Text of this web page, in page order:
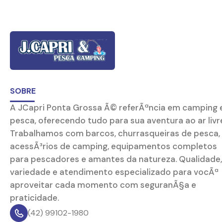
SOBRE
A JCapri Ponta Grossa Ã© referÃªncia em camping
pesca, oferecendo tudo para sua aventura ao ar
Trabalhamos com barcos, churrasqueiras de pesca,
acessÃ³rios de camping, equipamentos completos
para pescadores e amantes da natureza. Qualidade,
variedade e atendimento especializado para vocÃª
aproveitar cada momento com seguranÃ§a e
praticidade.
(42) 99102-1980